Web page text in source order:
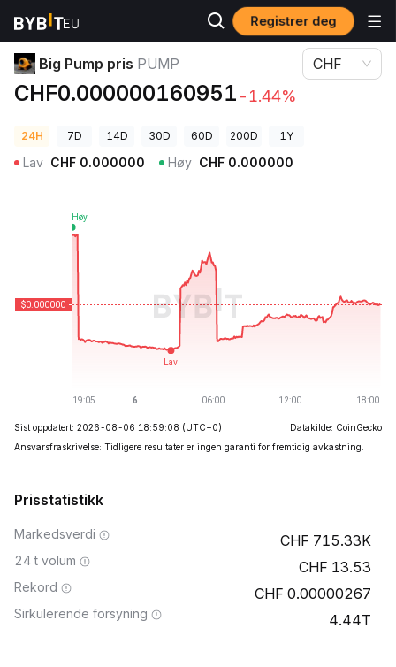
Registrer deg
Kryptopriser
Big Pump pris PUMP
CHF0.000000160951 -1.44%
CHF
24H 7D 14D 30D 60D 200D 1Y
Lav CHF 0.000000 Høy CHF 0.000000
Sist oppdatert: 2026-08-06 18:59:08 (UTC+0)
Datakilde: CoinGecko
Ansvarsfraskrivelse: Tidligere resultater er ingen garanti for fremtidig avkastning.
Prisstatistikk
Markedsverdi 715.33K
24 t volum 13.53
Rekord 0.00000267
Sirkulerende forsyning 4.44T